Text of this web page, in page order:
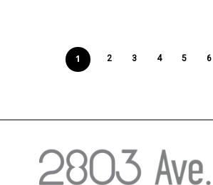
1 2 3 4 5 6